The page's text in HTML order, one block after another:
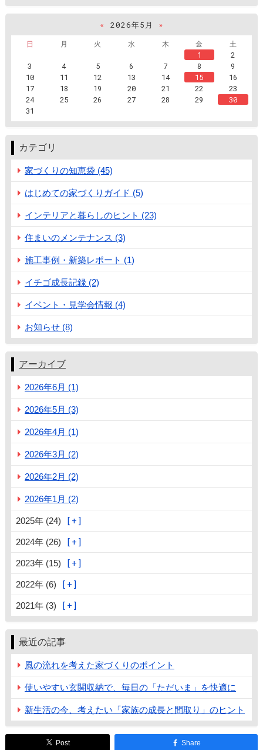
« 2026年5月
»
日
月 火 水 木 金
土
1
2
3
4 5 6 7 8
9
10
11 12 13 14 15
16
17
18 19 20 21 22
23
24
25 26 27 28 29
30
31
カテゴリ
家づくりの知恵袋 (45)
はじめての家づくりガイド (5)
インテリアと暮らしのヒント (23)
住まいのメンテナンス (3)
施工事例・新築レポート (1)
イチゴ成長記録 (2)
イベント・見学会情報 (4)
お知らせ (8)
アーカイブ
2026年6月 (1)
2026年5月 (3)
2026年4月 (1)
2026年3月 (2)
2026年2月 (2)
2026年1月 (2)
2025年 (24)
2024年 (26)
2023年 (15)
2022年 (6)
2021年 (3)
最近の記事
風の流れを考えた家づくりのポイント
使いやすい玄関収納で、毎日の「ただいま」を快適に
新生活の今、考えたい「家族の成長と間取り」のヒント
Post Share